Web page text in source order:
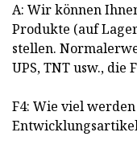
A: Wir können
Produkte (auf
stellen.
UPS, TNT usw.,
F4: Wie viel